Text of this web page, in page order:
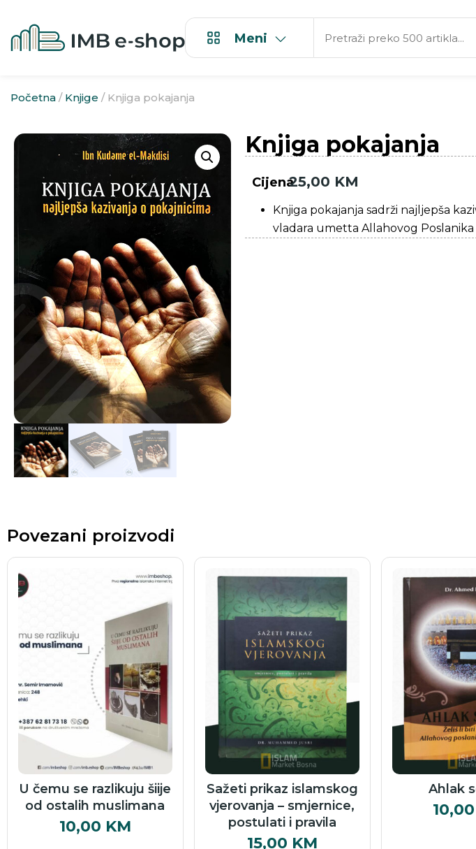
Meni
Početna / Knjige / Knjiga pokajanja
Knjiga pokajanja
Cijena25,00 KM
Knjiga pokajanja sadrži najljepša
vladara umetta Allahovog
Povezani proizvodi
U čemu se razlikuju šiije
od ostalih muslimana
10,00 KM
Sažeti prikaz islamskog
vjerovanja – smjernice,
postulati i pravila
15,00 KM
Ahlak
10,00